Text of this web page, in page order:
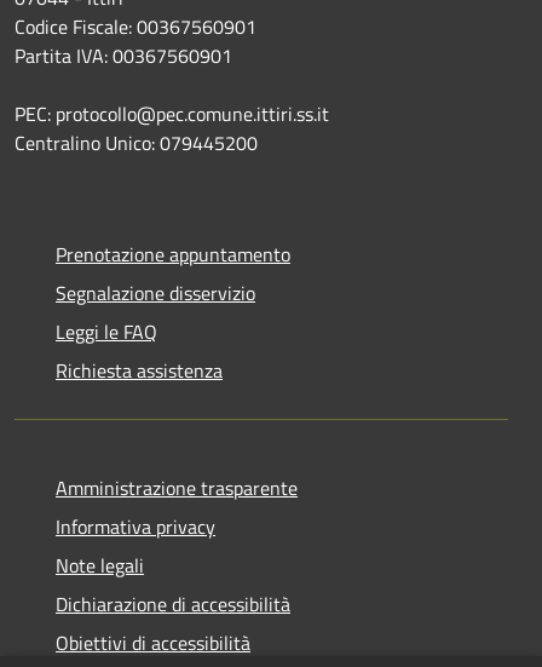
Codice Fiscale: 00367560901
Partita IVA: 00367560901
PEC: protocollo@pec.comune.ittiri.ss.it
Centralino Unico: 079445200
Prenotazione appuntamento
Segnalazione disservizio
Leggi le FAQ
Richiesta assistenza
Amministrazione trasparente
Informativa privacy
Note legali
Dichiarazione di accessibilità
Obiettivi di accessibilità